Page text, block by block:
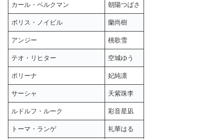
カール・ベルクマン 朝陽つばさ
ボリス・ノイビル 蘭尚樹
アンジー 桃歌雪
テオ・リヒター 空城ゆう
ポリーナ 妃純凛
サーシャ 天紫珠李
ルドルフ・ルーク 彩音星凪
トーマ・ランゲ 礼華はる